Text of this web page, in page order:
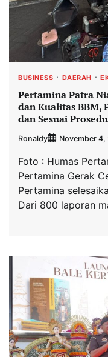
BUSINESS DAERAH
Pertamina Patra
dan Kualitas BBM,
dan Sesuai
Ronaldy November 4,
Foto : Humas
Pertamina Gerak
Pertamina
Dari 800 laporan